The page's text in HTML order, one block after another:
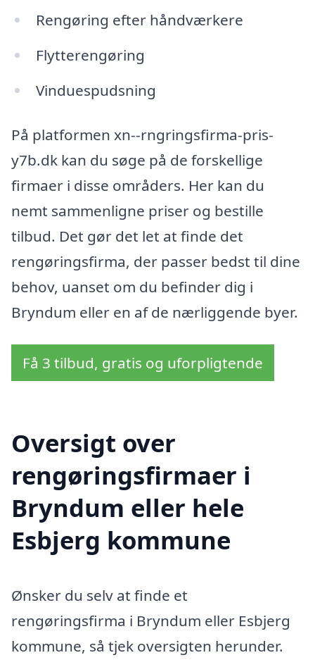
Rengøring efter håndværkere
Flytterengøring
Vinduespudsning
På platformen xn--rngringsfirma-pris-
y7b.dk kan du søge på de forskellige
firmaer i disse områders. Her kan du
nemt sammenligne priser og bestille
tilbud. Det gør det let at finde det
rengøringsfirma, der passer bedst til dine
behov, uanset om du befinder dig i
Bryndum eller en af de nærliggende byer.
Få 3 tilbud, gratis og uforpligtende
Oversigt over
rengøringsfirmaer i
Bryndum eller hele
Esbjerg kommune
Ønsker du selv at finde et
rengøringsfirma i Bryndum eller Esbjerg
kommune, så tjek oversigten herunder.